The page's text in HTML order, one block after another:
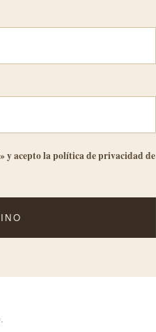
y acepto lapolítica de privacidad de